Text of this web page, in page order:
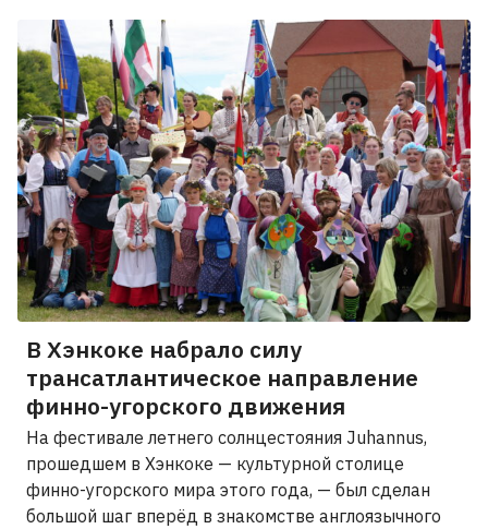
В Хэнкоке набрало силу
трансатлантическое направление
финно-угорского движения
На фестивале летнего солнцестояния Juhannus,
прошедшем в Хэнкоке — культурной столице
финно-угорского мира этого года, — был сделан
большой шаг вперёд в знакомстве англоязычного